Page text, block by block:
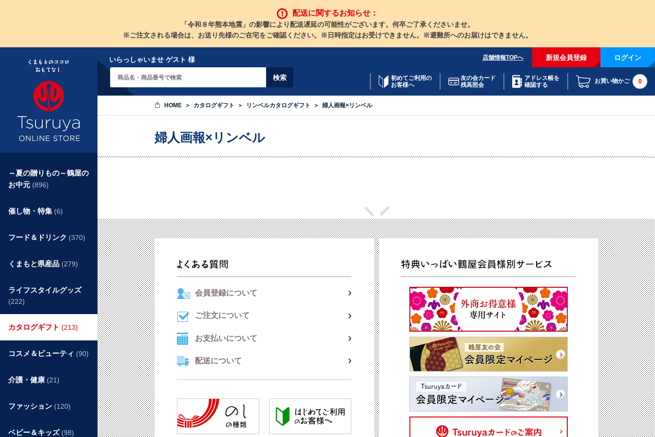
配送に関するお知らせ：
「令和８年熊本地震」の影響により配送遅延の可能性がございます。何卒ご了承くださいませ。
※ご注文される場合は、お送り先様のご在宅をご確認ください。※日時指定はお受けできません。※避難所へのお届けはできません。
いらっしゃいませ ゲスト 様 店舗情報TOPへ 新規会員登録 ログイン
初めてご利用の
お客様へ
友の会カード
残高照会
アドレス帳を
確認する
お買い物かご 0
HOME カタログギフト リンベルカタログギフト 婦人画報×リンベル
婦人画報×リンベル
～夏の贈りもの～鶴屋の
お中元 (896)
催し物・特集 (6)
フード＆ドリンク (370)
くまもと県産品 (279)
ライフスタイルグッズ
(222)
カタログギフト (213)
コスメ＆ビューティ (90)
介護・健康 (21)
ファッション (120)
ベビー＆キッズ (98)
会員登録について
ご注文について
お支払いについて
配送について